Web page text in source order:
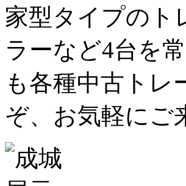
家型タイプのト
ラーなど4台を
も各種中古ト
ぞ、お気軽にご